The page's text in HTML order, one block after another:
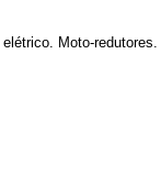
Moto-